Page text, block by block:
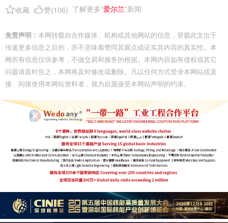
收藏
赞(106) 了解更多“爱尔兰”新闻
免责声明： 本网转载自合作媒体、机构或其他网站的信息，登载此文出于
传递更多信息之目的，并不意味着赞同其观点或证实其内容的真实性。本
网所有信息仅供参考，不做交易和服务的根据。本网内容如有侵权或其它
问题请及时告之，本网将及时修改或删除。凡以任何方式登录本网站或直
接、间接使用本网站资料者，视为自愿接受本网站声明的约束。